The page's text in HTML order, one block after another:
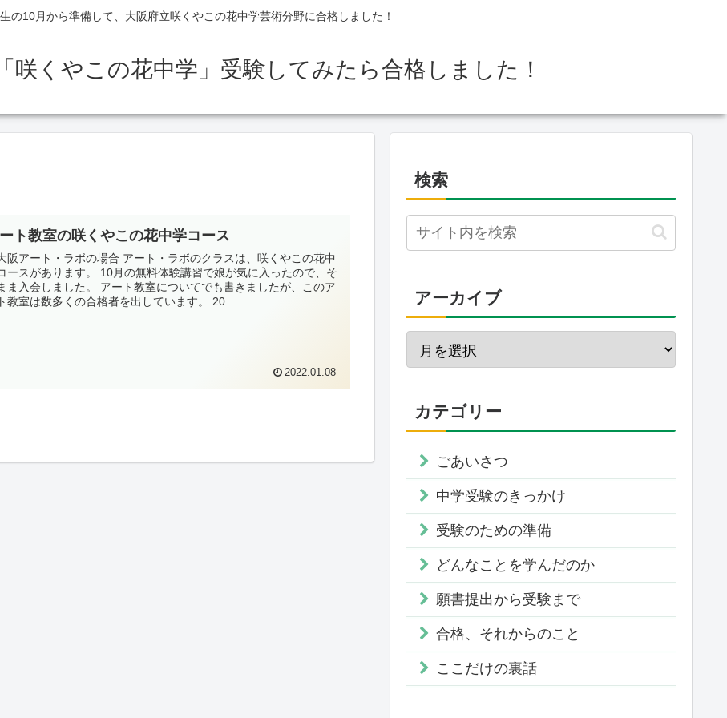
の10月から準備して、大阪府立咲くやこの花中学芸術分野に合格しました！
咲くやこの花中学」受験してみたら合格しました！
ト教室の咲くやこの花中学コース
阪アート・ラボの場合 アート・ラボのクラスは、咲くやこの花中
ースがあります。 10月の無料体験講習で娘が気に入ったので、そ
ま入会しました。 アート教室についてでも書きましたが、このア
教室は数多くの合格者を出しています。 20...
2022.01.08
検索
アーカイブ
カテゴリー
ごあいさつ
中学受験のきっかけ
受験のための準備
どんなことを学んだのか
願書提出から受験まで
合格、それからのこと
ここだけの裏話